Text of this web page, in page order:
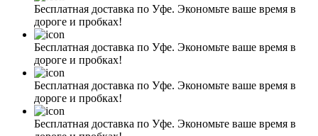
Бесплатная доставка по Уфе. Экономьте ваше время в
дороге и пробках!
Бесплатная доставка по Уфе. Экономьте ваше время в
дороге и пробках!
Бесплатная доставка по Уфе. Экономьте ваше время в
дороге и пробках!
Бесплатная доставка по Уфе. Экономьте ваше время в